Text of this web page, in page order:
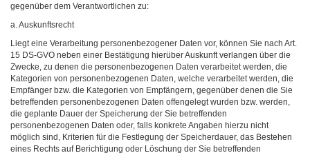
gegenüber dem Verantwortlichen zu:
a. Auskunftsrecht
Liegt eine Verarbeitung personenbezogener Daten vor, können Sie nach Art.
15 DS-GVO neben einer Bestätigung hierüber Auskunft verlangen über die
Zwecke, zu denen die personenbezogenen Daten verarbeitet werden, die
Kategorien von personenbezogenen Daten, welche verarbeitet werden, die
Empfänger bzw. die Kategorien von Empfängern, gegenüber denen die Sie
betreffenden personenbezogenen Daten offengelegt wurden bzw. werden,
die geplante Dauer der Speicherung der Sie betreffenden
personenbezogenen Daten oder, falls konkrete Angaben hierzu nicht
möglich sind, Kriterien für die Festlegung der Speicherdauer, das Bestehen
eines Rechts auf Berichtigung oder Löschung der Sie betreffenden